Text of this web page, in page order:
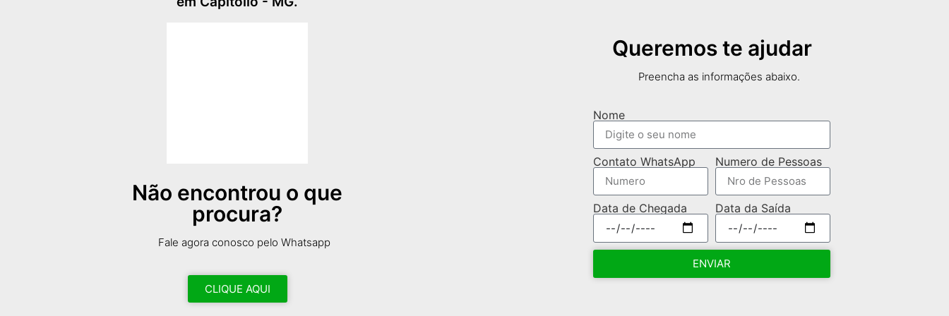
Não encontrou o que
procura?
Fale agora conosco pelo Whatsapp
CLIQUE AQUI
Queremos te ajudar
Preencha as informações abaixo.
Nome
Contato WhatsApp Numero de Pessoas
Data de Chegada Data da Saída
ENVIAR